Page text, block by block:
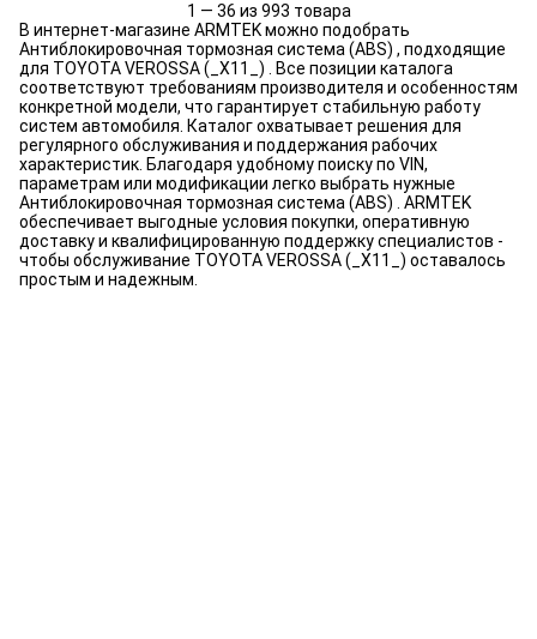
1 — 36 из 993 товара
В интернет-магазине ARMTEK можно подобрать
Антиблокировочная тормозная система (ABS) , подходящие
для TOYOTA VEROSSA (_X11_) . Все позиции каталога
соответствуют требованиям производителя и особенностям
конкретной модели, что гарантирует стабильную работу
систем автомобиля. Каталог охватывает решения для
регулярного обслуживания и поддержания рабочих
характеристик. Благодаря удобному поиску по VIN,
параметрам или модификации легко выбрать нужные
Антиблокировочная тормозная система (ABS) . ARMTEK
обеспечивает выгодные условия покупки, оперативную
доставку и квалифицированную поддержку специалистов -
чтобы обслуживание TOYOTA VEROSSA (_X11_) оставалось
простым и надежным.